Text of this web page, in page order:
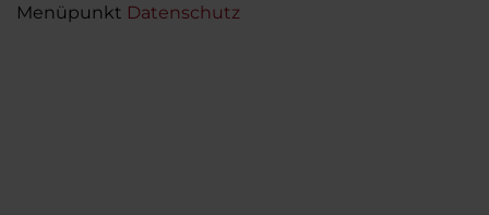
Menüpunkt Datenschutz